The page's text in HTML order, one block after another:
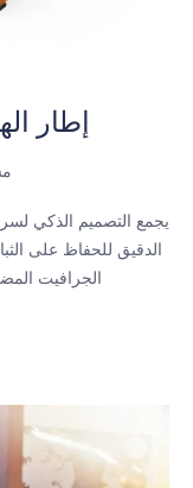
إطار
الدقيق للحفاظ على
الجرافيت